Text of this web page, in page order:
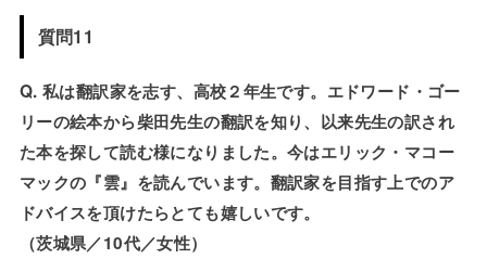
質問11
Q. 私は翻訳家を志す、高校２年生です。エドワード・ゴー
リーの絵本から柴田先生の翻訳を知り、以来先生の訳され
た本を探して読む様になりました。今はエリック・マコー
マックの『雲』を読んでいます。翻訳家を目指す上でのア
ドバイスを頂けたらとても嬉しいです。
（茨城県／10代／女性）